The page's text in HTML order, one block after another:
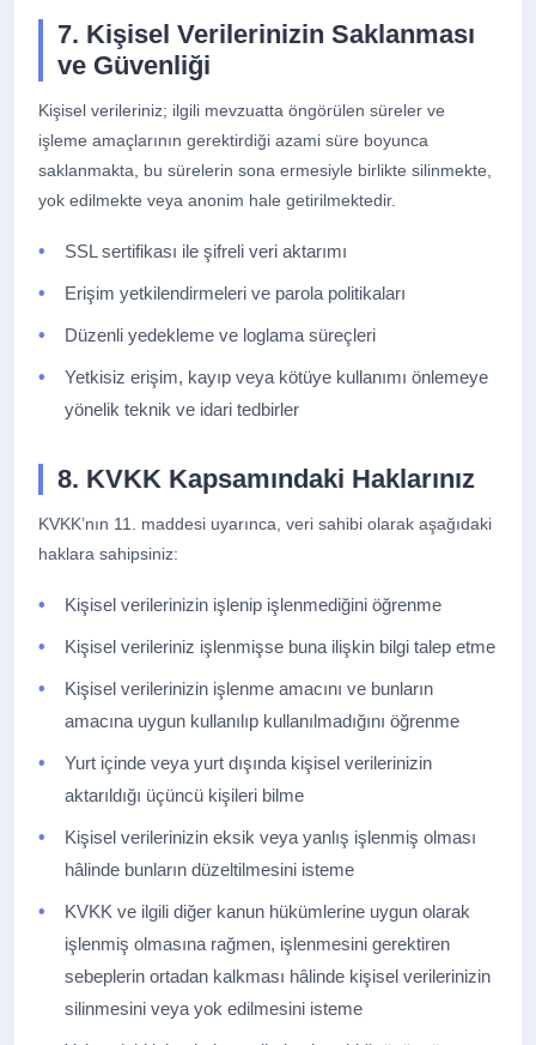
7. Kişisel Verilerinizin Saklanması
ve Güvenliği
Kişisel verileriniz; ilgili mevzuatta öngörülen süreler ve
işleme amaçlarının gerektirdiği azami süre boyunca
saklanmakta, bu sürelerin sona ermesiyle birlikte silinmekte,
yok edilmekte veya anonim hale getirilmektedir.
SSL sertifikası ile şifreli veri aktarımı
Erişim yetkilendirmeleri ve parola politikaları
Düzenli yedekleme ve loglama süreçleri
Yetkisiz erişim, kayıp veya kötüye kullanımı önlemeye
yönelik teknik ve idari tedbirler
8. KVKK Kapsamındaki Haklarınız
KVKK’nın 11. maddesi uyarınca, veri sahibi olarak aşağıdaki
haklara sahipsiniz:
Kişisel verilerinizin işlenip işlenmediğini öğrenme
Kişisel verileriniz işlenmişse buna ilişkin bilgi talep etme
Kişisel verilerinizin işlenme amacını ve bunların
amacına uygun kullanılıp kullanılmadığını öğrenme
Yurt içinde veya yurt dışında kişisel verilerinizin
aktarıldığı üçüncü kişileri bilme
Kişisel verilerinizin eksik veya yanlış işlenmiş olması
hâlinde bunların düzeltilmesini isteme
KVKK ve ilgili diğer kanun hükümlerine uygun olarak
işlenmiş olmasına rağmen, işlenmesini gerektiren
sebeplerin ortadan kalkması hâlinde kişisel verilerinizin
silinmesini veya yok edilmesini isteme